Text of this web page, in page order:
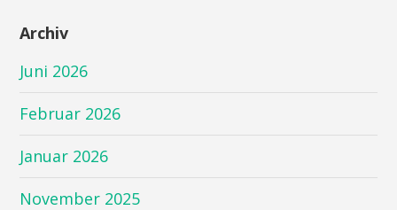
Archiv
Juni 2026
Februar 2026
Januar 2026
November 2025